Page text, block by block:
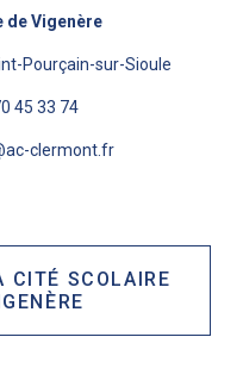
de Vigenère
Pourçain-sur-Sioule
45 33 74
clermont.fr
CITÉ SCOLAIRE